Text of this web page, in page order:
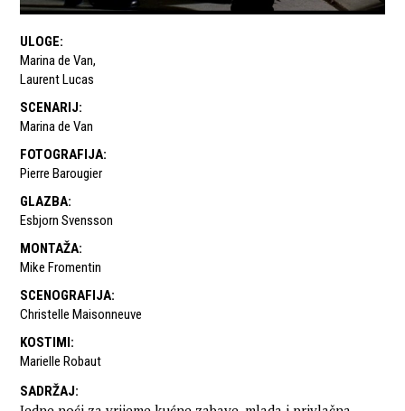
ULOGE:
Marina de Van,
Laurent Lucas
SCENARIJ:
Marina de Van
FOTOGRAFIJA:
Pierre Barougier
GLAZBA:
Esbjorn Svensson
MONTAŽA:
Mike Fromentin
SCENOGRAFIJA:
Christelle Maisonneuve
KOSTIMI:
Marielle Robaut
SADRŽAJ: